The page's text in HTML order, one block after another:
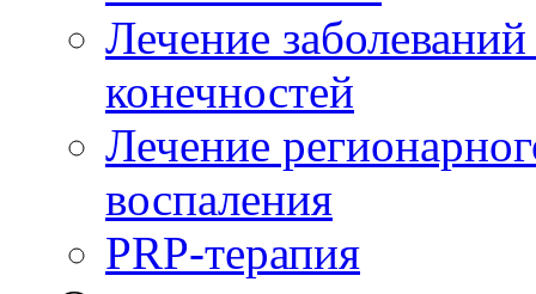
Лечение
конечностей
Лечение
воспаления
PRP-терапия